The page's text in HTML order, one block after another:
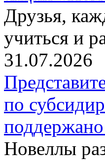
Друзья,
учиться и
31.07.2026
по
Новеллы